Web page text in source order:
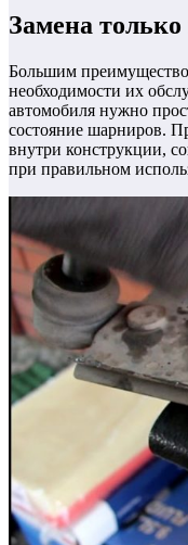
Замена только
Большим
необходимости их
автомобиля нужно
состояние шарниров.
внутри конструкции,
при правильном